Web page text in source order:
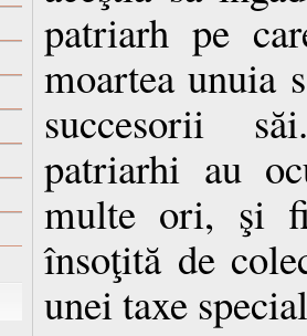
patriarh pe
moartea unuia
succesorii
patriarhi au
multe ori, şi
însoţită de
unei taxe